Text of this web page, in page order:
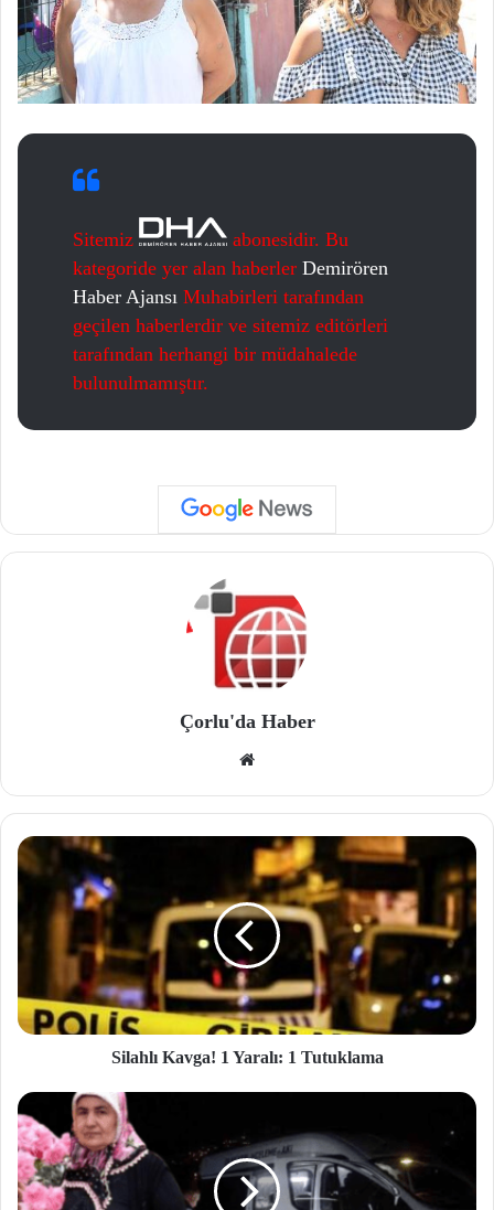
Sitemiz
abonesidir. Bu
kategoride yer alan haberler Demirören
Haber Ajansı Muhabirleri tarafından
geçilen haberlerdir ve sitemiz editörleri
tarafından herhangi bir müdahalede
bulunulmamıştır.
Çorlu'da Haber
site
si
Silahlı Kavga! 1 Yaralı: 1 Tutuklama